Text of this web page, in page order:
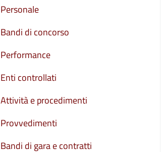
Personale
Bandi di concorso
Performance
Enti controllati
Attività e procedimenti
Provvedimenti
Bandi di gara e contratti